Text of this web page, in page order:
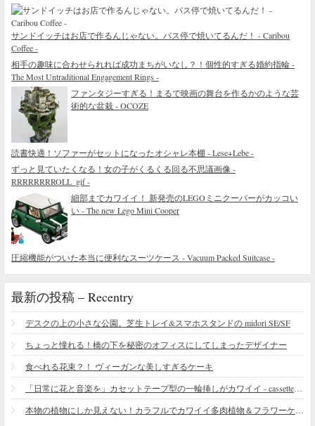
サンドイッチはお店で作るんじゃない。バス停で焼いてるんだ！ - Caribou
Coffee -
相手の趣味に合わせられれば成功まちがいなし？！個性的すぎる婚約指輪 -
The Most Untraditional Engagement Rings -
ファンタジーすぎる！まるで映画の舞台を作るかのような芸
術的な盆栽 - OCOZE
読書快適！ソファーがセットになったオシャレ本棚 - Lese+Lebe -
ずっと見ていたくなる！女の子がくるくる回る不思議画像 -
RRRRRRRROLL_gif -
細部までカワイイ！ 新発売のLEGOミニクーパーがカッコい
い - The new Lego Mini Cooper
圧縮機能がついた本当に便利なスーツケース - Vacuum Packed Suitcase -
最新の投稿 – Recentry
デスクの上の小さな公園。芝生トレイ&スマホスタンドの midori SE/SF
ちょっと憧れる！橋の下を秘密のオフィスにしてしまったデザイナー
食べれる花束？！ ヴィーガンな美しすぎるケーキ